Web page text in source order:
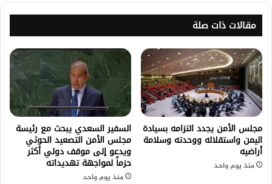
مقالات ذات صلة
مجلس الأمن يجدد التزامه بسيادة
اليمن واستقلاله ووحدته وسلامة
أراضيه
منذ يوم واحد
السفير السعدي يبحث مع رئيسة
مجلس الأمن التصعيد الحوثي
ويدعو إلى موقف دولي أكثر
حزماً لمواجهة تهديداته
منذ يوم واحد